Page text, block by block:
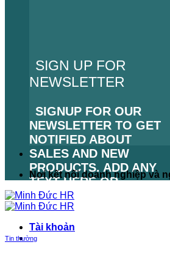
SIGN UP FOR
NEWSLETTER
SIGNUP FOR OUR
NEWSLETTER TO GET
NOTIFIED ABOUT
SALES AND NEW
PRODUCTS. ADD ANY
TEXT HERE OR
REMOVE IT.
LỖI:KHÔNG TÌM THẤY
BIỂU MẪU LIÊN HỆ.
Nơi kết nối doanh nghiệp và
Tài khoản
Tin thường